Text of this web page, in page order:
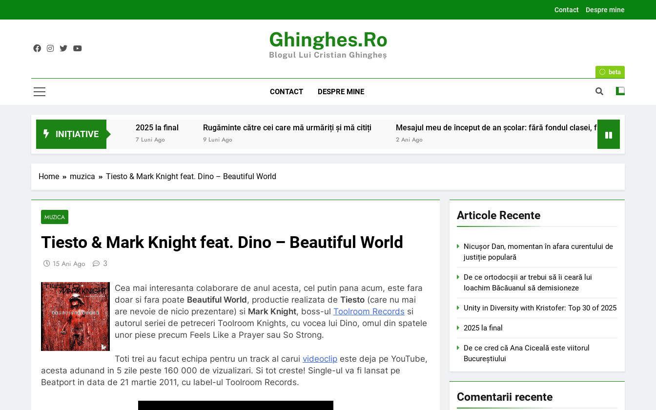
Contact Despre mine
Ghinghes.ro
Blogul Lui Cristian Ghingheș
CONTACT DESPRE MINE
beta
INIȚIATIVE
2025 la final
7 Luni Ago
Rugăminte către cei care mă urmăriți și mă citiți
9 Luni Ago
Mesajul meu de început de an școlar: fără fondul clasei, fără fondul școlii
2 Ani Ago
Home muzica Tiesto & Mark Knight feat. Dino – Beautiful World
MUZICA
Tiesto & Mark Knight feat. Dino – Beautiful World
15 Ani Ago 3
Cea mai interesanta colaborare de anul acesta, cel putin pana acum, este fara
doar si fara poate Beautiful World, productie realizata de Tiesto (care nu mai
are nevoie de nicio prezentare) si Mark Knight, boss-ul Toolroom Records si
autorul seriei de petreceri Toolroom Knights, cu vocea lui Dino, omul din spatele
unor piese precum Feels Like a Prayer sau So Strong.
Toti trei au facut echipa pentru un track al carui videoclip este deja pe YouTube,
acesta adunand in 5 zile peste 160 000 de vizualizari. Si tot creste! Single-ul va fi lansat pe
Beatport in data de 21 martie 2011, cu label-ul Toolroom Records.
Articole Recente
Nicușor Dan, momentan în afara curentului de
justiție populară
De ce ortodocșii ar trebui să îi ceară lui
Ioachim Băcăuanul să demisioneze
Unity in Diversity with Kristofer: Top 30 of 2025
2025 la final
De ce cred că Ana Ciceală este viitorul
Bucureștiului
Comentarii recente